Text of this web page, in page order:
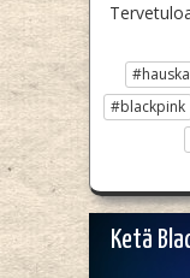
#hauska
#blackpink
Ketä